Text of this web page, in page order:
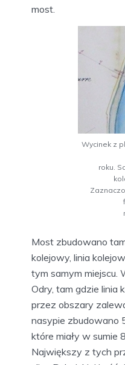
most.
Wycinek z
roku.
Most zbudowano
kolejowy, linia
tym samym miejscu.
Odry, tam gdzie linia
przez obszary
nasypie zbudowano
które miały w sumie
Największy z tych